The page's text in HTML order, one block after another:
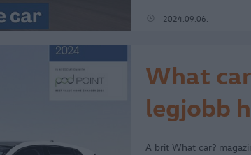
év elektromos autója
2024.09.06.
What
legjobb
autó
A brit What car?